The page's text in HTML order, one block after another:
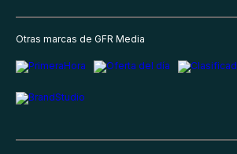
Otras marcas de GFR Media